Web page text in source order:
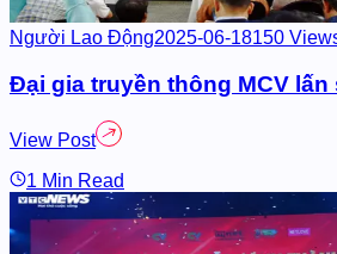
Người Lao
Đại gia